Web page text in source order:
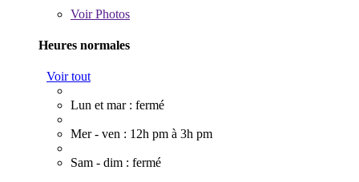
VoirPhotos
Heures normales
Voir tout
Lun et mar : fermé
Mer - ven : 12h pm à 3h pm
Sam - dim : fermé